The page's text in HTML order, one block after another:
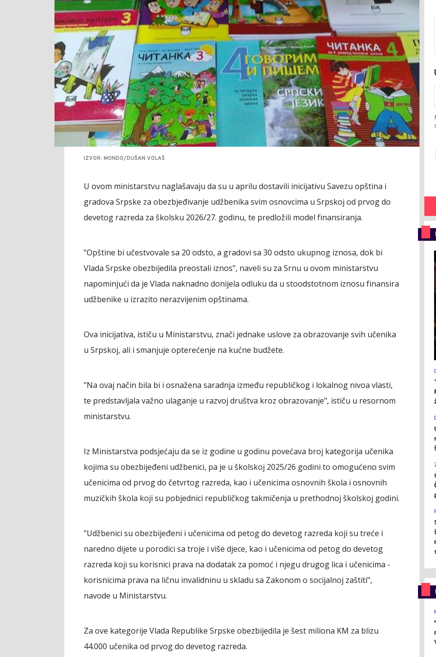
IZVOR: MONDO/DUŠAN VOLAŠ
U ovom ministarstvu naglašavaju da su u aprilu dostavili inicijativu Savezu opština i
gradova Srpske za obezbjeđivanje udžbenika svim osnovcima u Srpskoj od prvog do
devetog razreda za školsku 2026/27. godinu, te predložili model finansiranja.
"Opštine bi učestvovale sa 20 odsto, a gradovi sa 30 odsto ukupnog iznosa, dok bi
Vlada Srpske obezbijedila preostali iznos", naveli su za Srnu u ovom ministarstvu
napominjući da je Vlada naknadno donijela odluku da u stoodstotnom iznosu finansira
udžbenike u izrazito nerazvijenim opštinama.
Ova inicijativa, ističu u Ministarstvu, znači jednake uslove za obrazovanje svih učenika
u Srpskoj, ali i smanjuje opterećenje na kućne budžete.
"Na ovaj način bila bi i osnažena saradnja između republičkog i lokalnog nivoa vlasti,
te predstavljala važno ulaganje u razvoj društva kroz obrazovanje", ističu u resornom
ministarstvu.
Iz Ministarstva podsjećaju da se iz godine u godinu povećava broj kategorija učenika
kojima su obezbijeđeni udžbenici, pa je u školskoj 2025/26 godini to omogućeno svim
učenicima od prvog do četvrtog razreda, kao i učenicima osnovnih škola i osnovnih
muzičkih škola koji su pobjednici republičkog takmičenja u prethodnoj školskoj godini.
"Udžbenici su obezbijeđeni i učenicima od petog do devetog razreda koji su treće i
naredno dijete u porodici sa troje i više djece, kao i učenicima od petog do devetog
razreda koji su korisnici prava na dodatak za pomoć i njegu drugog lica i učenicima -
korisnicima prava na ličnu invalidninu u skladu sa Zakonom o socijalnoj zaštiti",
navode u Ministarstvu.
Za ove kategorije Vlada Republike Srpske obezbijedila je šest miliona KM za blizu
44.000 učenika od prvog do devetog razreda.